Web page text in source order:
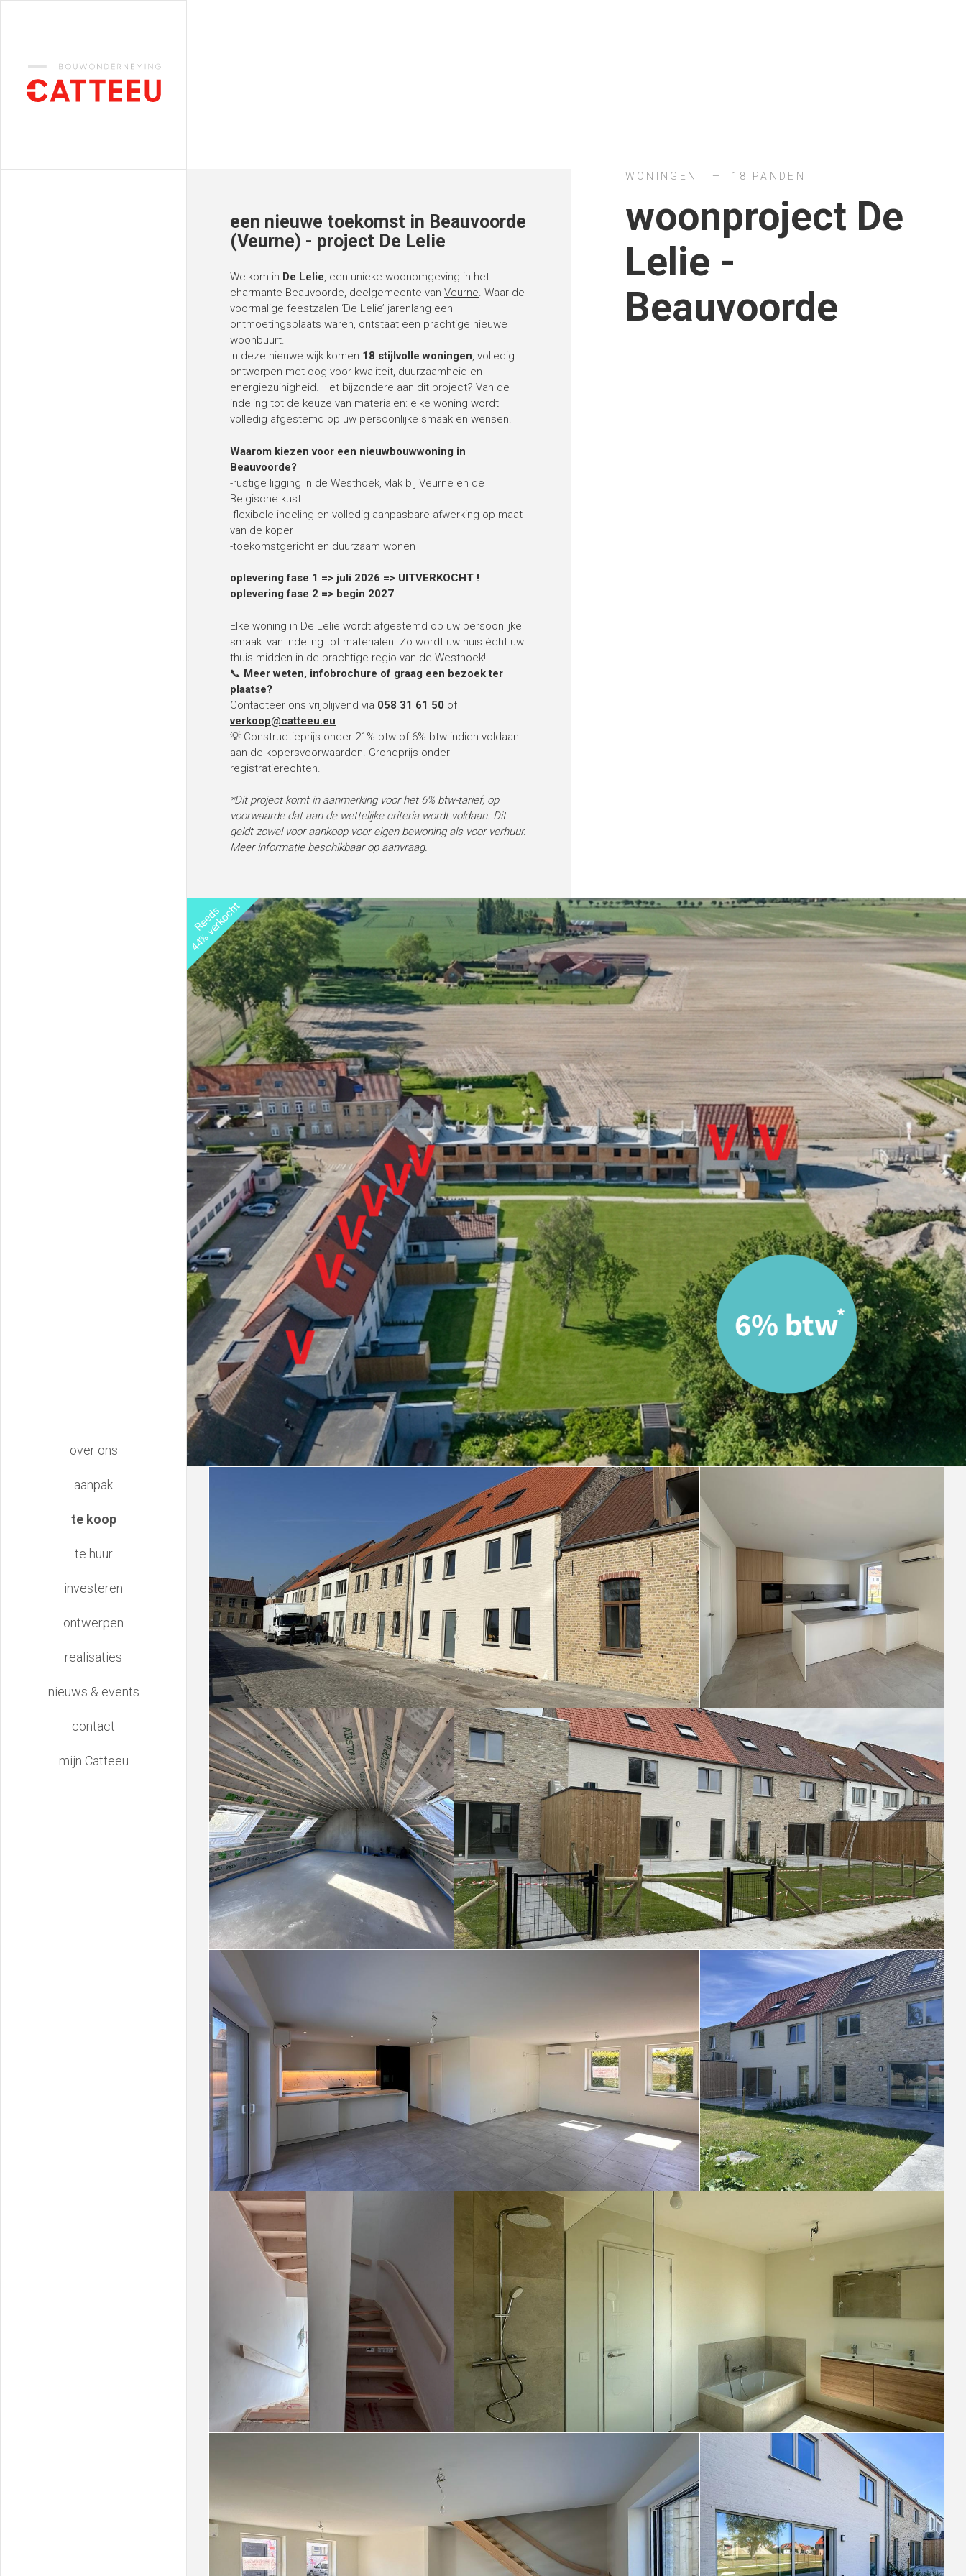
main
navigation
over ons
aanpak
te koop
te huur
investeren
ontwerpen
realisaties
nieuws & events
contact
mijn Catteeu
WONINGEN 18 PANDEN
woonproject De
Lelie -
Beauvoorde
een nieuwe toekomst in Beauvoorde
(Veurne) - project De Lelie
Welkom in De Lelie, een unieke woonomgeving in het
charmante Beauvoorde, deelgemeente van Veurne. Waar de
voormalige feestzalen ‘De Lelie’ jarenlang een
ontmoetingsplaats waren, ontstaat een prachtige nieuwe
woonbuurt.
In deze nieuwe wijk komen 18 stijlvolle woningen, volledig
ontworpen met oog voor kwaliteit, duurzaamheid en
energiezuinigheid. Het bijzondere aan dit project? Van de
indeling tot de keuze van materialen: elke woning wordt
volledig afgestemd op uw persoonlijke smaak en wensen.
Waarom kiezen voor een nieuwbouwwoning in
Beauvoorde?
-rustige ligging in de Westhoek, vlak bij Veurne en de
Belgische kust
-flexibele indeling en volledig aanpasbare afwerking op maat
van de koper
-toekomstgericht en duurzaam wonen
oplevering fase 1 => juli 2026 => UITVERKOCHT !
oplevering fase 2 => begin 2027
Elke woning in De Lelie wordt afgestemd op uw persoonlijke
smaak: van indeling tot materialen. Zo wordt uw huis écht uw
thuis midden in de prachtige regio van de Westhoek!
📞 Meer weten, infobrochure of graag een bezoek ter
plaatse?
Contacteer ons vrijblijvend via 058 31 61 50 of
verkoop@catteeu.eu
💡 Constructieprijs onder 21% btw of 6% btw indien voldaan
aan de kopersvoorwaarden. Grondprijs onder
registratierechten.
*Dit project komt in aanmerking voor het 6% btw-tarief, op
voorwaarde dat aan de wettelijke criteria wordt voldaan. Dit
geldt zowel voor aankoop voor eigen bewoning als voor verhuur.
Meer informatie beschikbaar op aanvraag.
Reeds
44% verkocht